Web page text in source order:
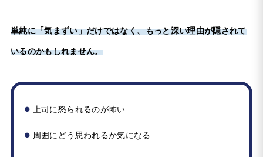
単純に「気まずい」だけではなく、もっと深い理由が隠されて
いるのかもしれません。
上司に怒られるのが怖い
周囲にどう思われるか気になる